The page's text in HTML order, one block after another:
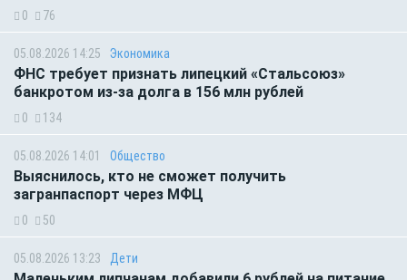
0 76
05.08.2026 14:25 Экономика
ФНС требует признать липецкий «Стальсоюз»
банкротом из-за долга в 156 млн рублей
0 134
05.08.2026 14:01 Общество
Выяснилось, кто не сможет получить
загранпаспорт через МФЦ
0 50
05.08.2026 13:23 Дети